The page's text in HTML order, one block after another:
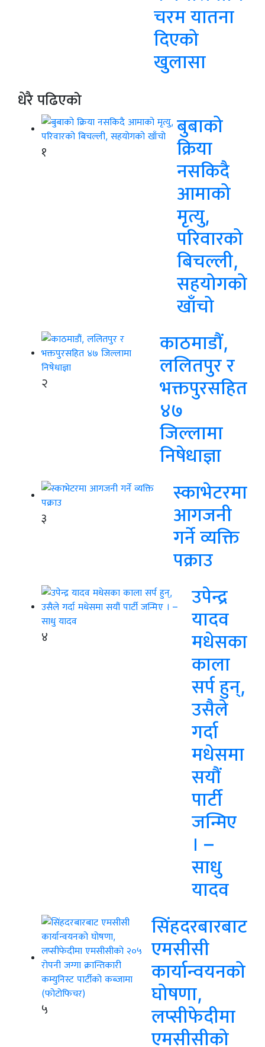
चरम यातना
दिएको
खुलासा
धेरै पढिएको
१
बुबाको
क्रिया
नसकिदै
आमाको
मृत्यु,
परिवारको
बिचल्ली,
सहयोगको
खाँचो
२
काठमाडौं,
ललितपुर र
भक्तपुरसहित
४७
जिल्लामा
निषेधाज्ञा
३
स्काभेटरमा
आगजनी
गर्ने व्यक्ति
पक्राउ
४
उपेन्द्र
यादव
मधेसका
काला
सर्प हुन्,
उसैले
गर्दा
मधेसमा
सयौं
पार्टी
जन्मिए
। –
साधु
यादव
५
सिंहदरबारबाट
एमसीसी
कार्यान्वयनको
घोषणा,
लप्सीफेदीमा
एमसीसीको